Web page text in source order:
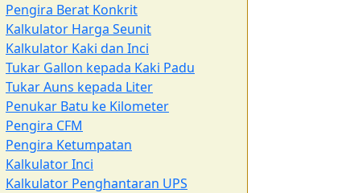
Pengira Berat Konkrit
Kalkulator Harga Seunit
Kalkulator Kaki dan Inci
Tukar Gallon kepada Kaki Padu
Tukar Auns kepada Liter
Penukar Batu ke Kilometer
Pengira CFM
Pengira Ketumpatan
Kalkulator Inci
Kalkulator Penghantaran UPS